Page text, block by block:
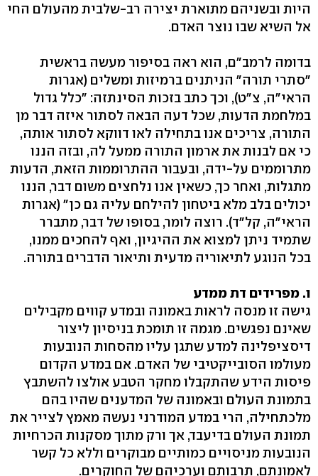
היות ובשניהם מתוארת יצירה רב-שלבית מהעולם החי
אל השיא שבו נוצר האדם.
בדומה לרמב"ם, הוא ראה בסיפור מעשה בראשית
"סתרי תורה" הניתנים ברמיזות ומשלים (אגרות
הראי"ה, צ"ט), וכך כתב בזכות הסינתזה: "כלל גדול
במלחמת הדעות, שכל דעה הבאה לסתור איזה דבר מן
התורה, צריכים אנו בתחילה לאו דווקא לסתור אותה,
כי אם לבנות את ארמון התורה ממעל לה, ובזה הננו
מתרוממים על-ידה, ובעבור ההתרוממות הזאת, הדעות
מתגלות, ואחר כך, כשאין אנו נלחצים משום דבר, הננו
יכולים בלב מלא ביטחון להילחם עליה גם כן" (אגרות
הראי"ה, קל"ד). רוצה לומר, בסופו של דבר, מתברר
שתמיד ניתן למצוא את ההיגיון, ואף להחכים ממנו,
בכל הנוגע לתיאוריה מדעית ותיאור הדברים בתורה.
ו. מפרידים דת ממדע
גישה זו מנסה לראות באמונה ובמדע קווים מקבילים
שאינם נפגשים. מגמה זו תומכת בניסיון ליצור
דיסציפלינה למדע שתגן עליו מהסחות הנובעות
מעולמו הסובייקטיבי של האדם. אם במדע הקדום
פיסות הידע שהתקבלו מחקר הטבע אולצו להשתבץ
בתמונת העולם ובאמונה של המדענים שהיו בהם
מלכתחילה, הרי במדע המודרני נעשה מאמץ לצייר את
תמונת העולם בדיעבד, אך ורק מתוך מסקנות הכרחיות
הנובעות מניסויים כמותיים מבוקרים וללא כל קשר
לאמונתם, תרבותם וערכיהם של החוקרים.